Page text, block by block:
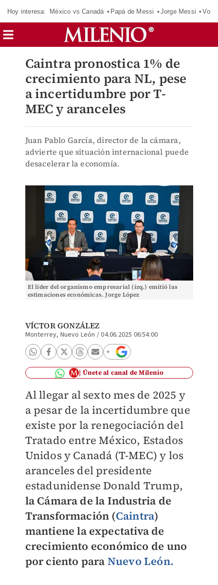
Hoy interesa: México vs Canadá Papá de Messi Jorge Messi
Caintra pronostica 1% de
crecimiento para NL, pese
a incertidumbre por T-
MEC y aranceles
Juan Pablo García, director de la cámara,
advierte que situación internacional puede
desacelerar la economía.
El líder del organismo empresarial (izq.) emitió las
estimaciones económicas. Jorge López
VÍCTOR GONZÁLEZ
Monterrey, Nuevo León /04.06.2025 06:54:00
Únete al canal de Milenio
Al llegar al sexto mes de 2025 y
a pesar de la incertidumbre que
existe por la renegociación del
Tratado entre México, Estados
Unidos y Canadá (T-MEC) y los
aranceles del presidente
estadunidense Donald Trump,
la Cámara de la Industria de
Transformación (Caintra)
mantiene la expectativa de
crecimiento económico de uno
por ciento para Nuevo León.